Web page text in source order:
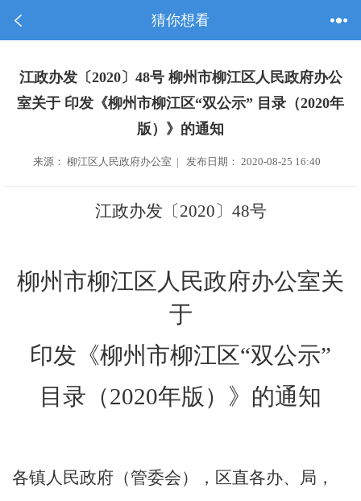
猜你想看
江政办发〔2020〕48号 柳州市柳江区人民政府办公
室关于 印发《柳州市柳江区“双公示” 目录（2020年
版）》的通知
来源： 柳江区人民政府办公室 | 发布日期： 2020-08-25 16:40
江政办发〔2020〕 48号
柳州市柳江区人民政府办公室关
于
印发 《柳州市柳江区“双公示”
目录（2020年版） 》的通知
各镇人民政府（管委会），区直各办、局，